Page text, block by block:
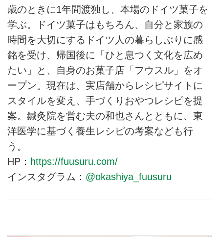
歳のときに1年間渡独し、本場のドイツ菓子を
学ぶ。ドイツ菓子はもちろん、自分と家族の
時間を大切にするドイツ人の暮らしぶりに感
銘を受け、帰国後に「ひと息つく文化を広め
たい」と、自身のお菓子店「フウスル」をオ
ープン。現在は、実店舗からレシピサイトに
スタイルを変え、手づくりおやつレシピを提
案。鍼灸院を営む夫の和也さんとともに、東
洋医学に基づく養生レシピの考案なども行
う。
HP： https://fuusuru.com/
インスタグラム： @okashiya_fuusuru